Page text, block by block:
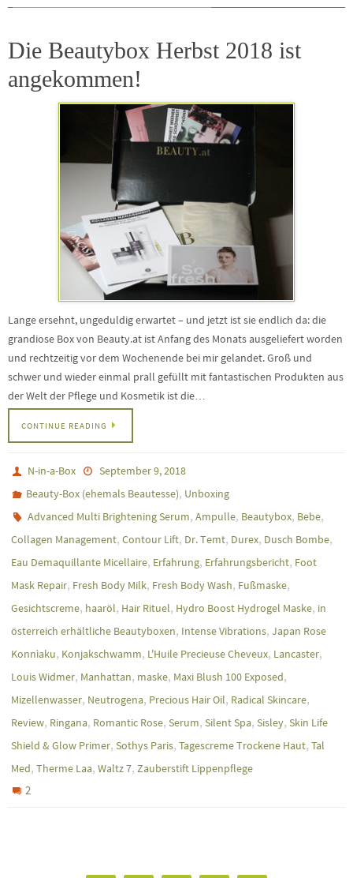
Die Beautybox Herbst 2018 ist
angekommen!
Lange ersehnt, ungeduldig erwartet – und jetzt ist sie endlich da: die
grandiose Box von Beauty.at ist Anfang des Monats ausgeliefert worden
und rechtzeitig vor dem Wochenende bei mir gelandet. Groß und
schwer und wieder einmal prall gefüllt mit fantastischen Produkten aus
der Welt der Pflege und Kosmetik ist die…
CONTINUE READING
N-in-a-Box
September 9, 2018
Beauty-Box (ehemals Beautesse), Unboxing
Advanced Multi Brightening Serum,Ampulle, Beautybox, Bebe,
Collagen Management, Contour Lift, Dr. Temt, Durex, Dusch Bombe,
Eau Demaquillante Micellaire, Erfahrung, Erfahrungsbericht, Foot
Mask Repair, Fresh Body Milk, Fresh Body Wash, Fußmaske,
Gesichtscreme, haaröl, Hair Rituel, Hydro Boost Hydrogel Maske, in
österreich erhältliche Beautyboxen, Intense Vibrations, Japan Rose
Konnìaku, Konjakschwamm, L'Huile Precieuse Cheveux, Lancaster,
Louis Widmer, Manhattan, maske, Maxi Blush 100 Exposed,
Mizellenwasser, Neutrogena, Precious Hair Oil, Radical Skincare,
Review, Ringana, Romantic Rose, Serum, Silent Spa, Sisley, Skin Life
Shield & Glow Primer, Sothys Paris, Tagescreme Trockene Haut, Tal
Med, Therme Laa, Waltz 7, Zauberstift Lippenpflege
2